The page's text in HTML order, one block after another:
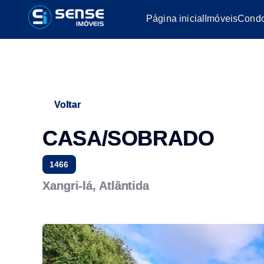
Página inicial Imóveis
Voltar
CASA/SOBRADO
1466
Xangri-lá, Atlântida